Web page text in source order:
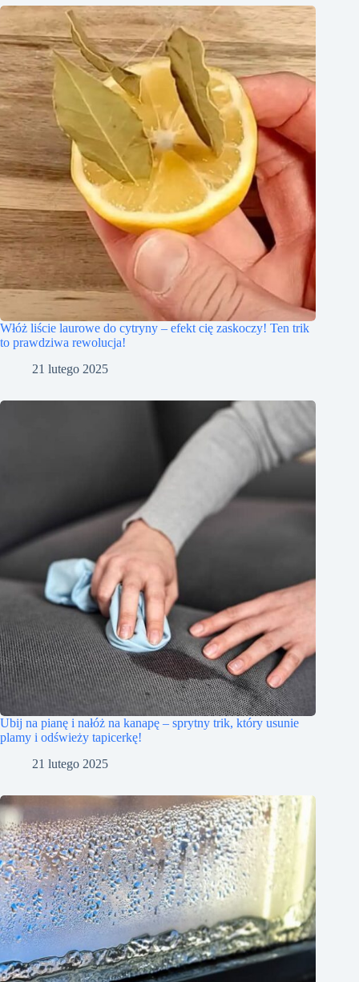
Włóż liście laurowe do cytryny – efekt cię zaskoczy! Ten trik
to prawdziwa rewolucja!
21 lutego 2025
Ubij na pianę i nałóż na kanapę – sprytny trik, który usunie
plamy i odświeży tapicerkę!
21 lutego 2025